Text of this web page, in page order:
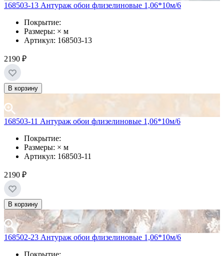
168503-13 Антураж обои флизелиновые 1,06*10м/6
Покрытие:
Размеры: × м
Артикул: 168503-13
2190 ₽
В корзину
168503-11 Антураж обои флизелиновые 1,06*10м/6
Покрытие:
Размеры: × м
Артикул: 168503-11
2190 ₽
В корзину
168502-23 Антураж обои флизелиновые 1,06*10м/6
Покрытие: